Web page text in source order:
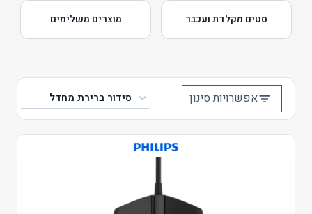
סטים מקלדת ועכבר מוצרים משלימים
אפשרויות סינון